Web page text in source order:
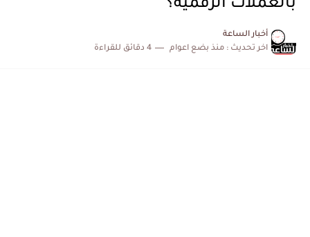
بالعملات الرقمية؟
أخبار الساعة
اخر تحديث : منذ بضع اعوام 4 دقائق للقراءة